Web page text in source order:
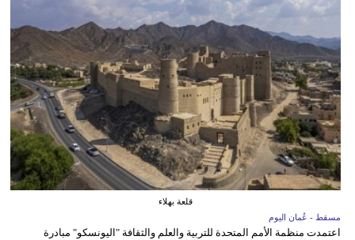
قلعة بهلاء
مسقط - عُمان اليوم
اعتمدت منظمة الأمم المتحدة للتربية والعلم والثقافة "اليونسكو" مبادرة